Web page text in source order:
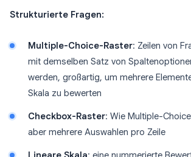
Strukturierte Fragen:
Multiple-Choice-Raster: Zeilen von
mit demselben Satz von
werden, großartig, um mehrere
Skala zu bewerten
Checkbox-Raster: Wie Multiple-
aber mehrere Auswahlen pro Zeile